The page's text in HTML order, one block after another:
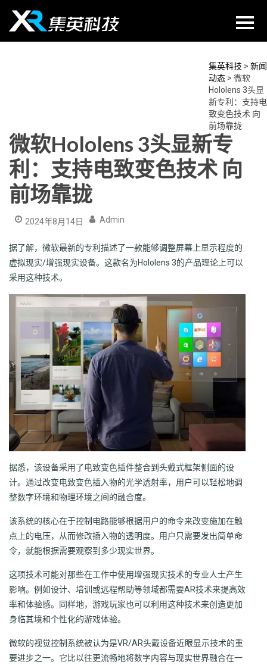
content
集英科技 > 新闻
动态 > 微软
Hololens 3头显
新专利：支持电
致变色技术 向
前场靠拢
微软Hololens 3头显新专
利：支持电致变色技术 向
前场靠拢
2024年8月14日 Admin
据了解，微软最新的专利描述了一款能够调整屏幕上显示程度的
虚拟现实/增强现实设备。这款名为Hololens 3的产品理论上可以
采用这种技术。
据悉，该设备采用了电致变色插件整合到头戴式框架侧面的设
计。通过改变电致变色插入物的光学透射率，用户可以轻松地调
整数字环境和物理环境之间的融合度。
该系统的核心在于控制电路能够根据用户的命令来改变施加在触
点上的电压，从而修改插入物的透明度。用户只需要发出简单命
令，就能根据需要观察到多少现实世界。
这项技术可能对那些在工作中使用增强现实技术的专业人士产生
影响。例如设计、培训或远程帮助等领域都需要AR技术来提高效
率和体验感。同样地，游戏玩家也可以利用这种技术来创造更加
身临其境和个性化的游戏体验。
微软的视觉控制系统被认为是VR/AR头戴设备近眼显示技术的重
要进步之一。它比以往更流畅地将数字内容与现实世界融合在一